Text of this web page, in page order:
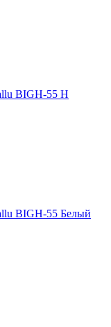
BIGH-55 H
BIGH-55 Белый